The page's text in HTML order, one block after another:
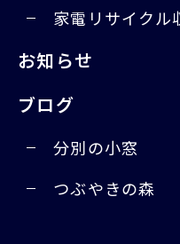
家電リサイクル
お知らせ
ブログ
分別の小窓
つぶやきの森